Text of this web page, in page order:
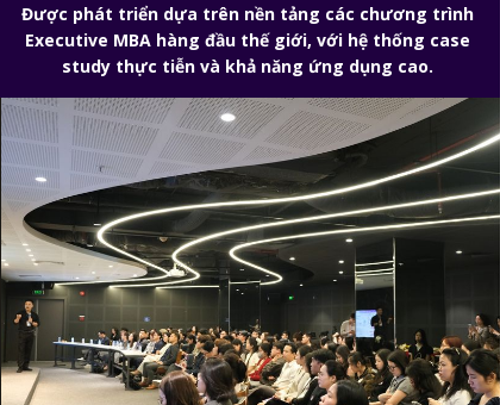
Được phát triển dựa trên nền tảng các chương trình
Executive MBA hàng đầu thế giới, với hệ thống case
study thực tiễn và khả năng ứng dụng cao.